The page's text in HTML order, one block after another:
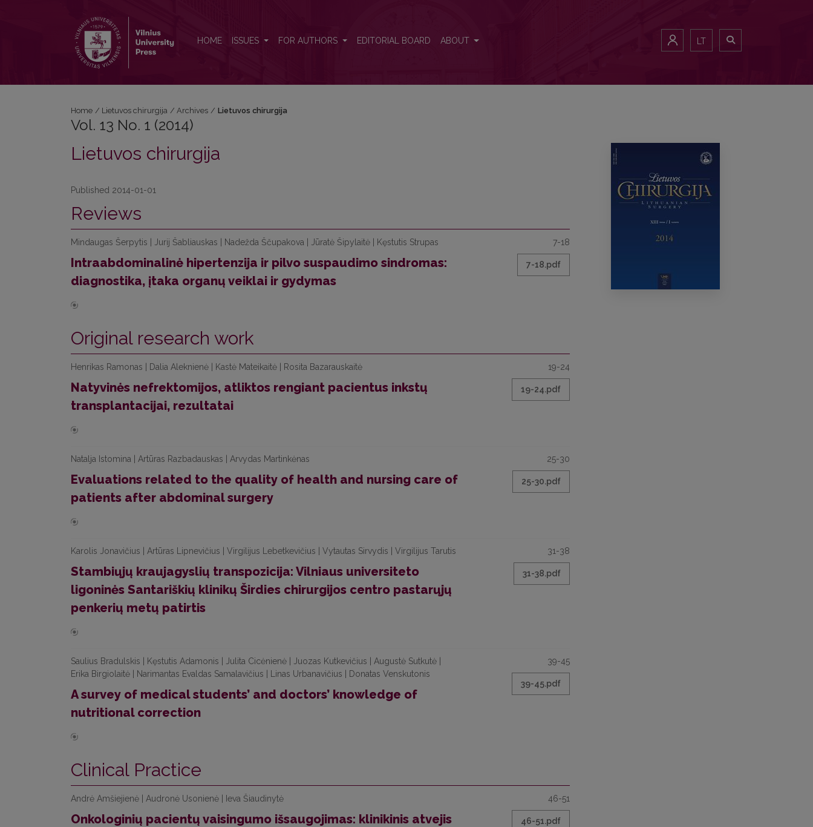
HOME ISSUES FOR AUTHORS EDITORIAL BOARD ABOUT LT
Home / Lietuvos chirurgija / Archives / Lietuvos chirurgija
Vol. 13 No. 1 (2014)
Lietuvos chirurgija
Published 2014-01-01
Reviews
Mindaugas Šerpytis | Jurij Šabliauskas | Nadežda Ščupakova | Jūratė Šipylaitė | Kęstutis Strupas
Intraabdominalinė hipertenzija ir pilvo suspaudimo sindromas:
diagnostika, įtaka organų veiklai ir gydymas
7-18
7-18.pdf
Original research work
Henrikas Ramonas | Dalia Aleknienė | Kastė Mateikaitė | Rosita Bazarauskaitė
Natyvinės nefrektomijos, atliktos rengiant pacientus inkstų
transplantacijai, rezultatai
19-24
19-24.pdf
Natalja Istomina | Artūras Razbadauskas | Arvydas Martinkėnas
Evaluations related to the quality of health and nursing care of
patients after abdominal surgery
25-30
25-30.pdf
Karolis Jonavičius | Artūras Lipnevičius | Virgilijus Lebetkevičius | Vytautas Sirvydis | Virgilijus Tarutis
Stambiųjų kraujagyslių transpozicija: Vilniaus universiteto
ligoninės Santariškių klinikų Širdies chirurgijos centro pastarųjų
penkerių metų patirtis
31-38
31-38.pdf
Saulius Bradulskis | Kęstutis Adamonis | Julita Cicėnienė | Juozas Kutkevičius | Augustė Sutkutė |
Erika Birgiolaitė | Narimantas Evaldas Samalavičius | Linas Urbanavičius | Donatas Venskutonis
A survey of medical students’ and doctors’ knowledge of
nutritional correction
39-45
39-45.pdf
Clinical Practice
Andrė Amšiejienė | Audronė Usonienė | Ieva Šiaudinytė
Onkologinių pacientų vaisingumo išsaugojimas: klinikinis atvejis
46-51
46-51.pdf